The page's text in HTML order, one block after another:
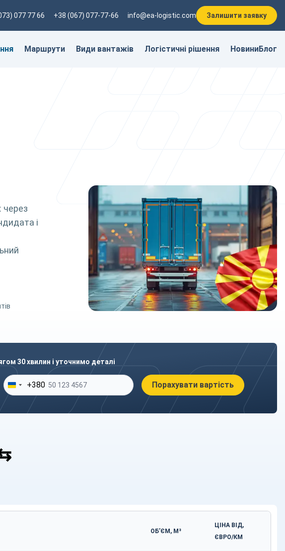
077 77 66 +38 (067) 077-77-66 info@ea-logistic.com Залишити заявку
Маршрути Види вантажів Логістичні рішення НовиниБлог
через
і
30 хвилин і уточнимо деталі
Ваш телефон*
+380 Порахувати вартість
ОБ’ЄМ, М³
ЦІНА ВІД,
ЄВРО/КМ